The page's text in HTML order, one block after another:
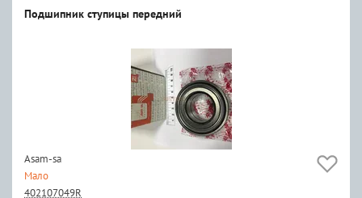
Подшипник ступицы передний
Asam-sa
Мало
402107049R